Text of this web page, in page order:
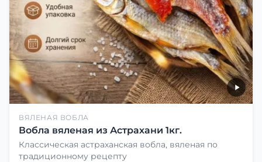
ВЯЛЕНАЯ ВОБЛА
Вобла вяленая из Астрахани 1кг.
Классическая астраханская вобла, вяленая по
традиционному рецепту